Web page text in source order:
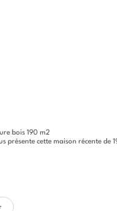
bois 190 m2
maison récente de 196m2 habitables sur